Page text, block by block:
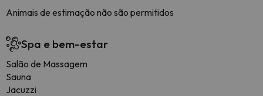
Animais de estimação não são permitidos
Spa e bem-estar
Salão de Massagem
Sauna
Jacuzzi